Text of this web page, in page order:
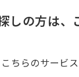
しの方は
ちらのサービス